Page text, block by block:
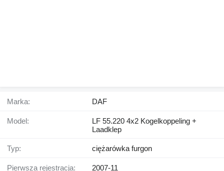
Marka: DAF
Model:
LF 55.220 4x2 Kogelkoppeling +
Laadklep
Typ: ciężarówka furgon
Pierwsza rejestracja: 2007-11